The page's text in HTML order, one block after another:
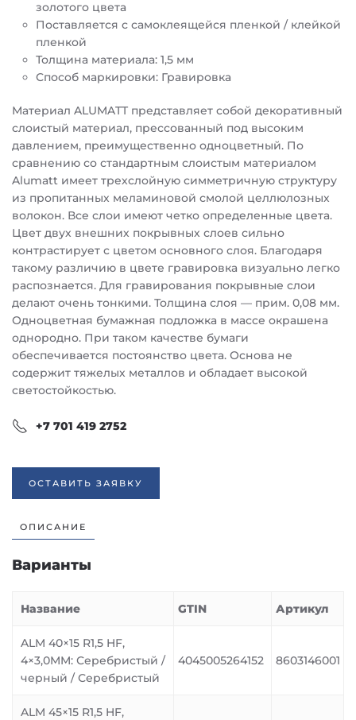
золотого цвета
Поставляется с самоклеящейся пленкой / клейкой
пленкой
Толщина материала: 1,5 мм
Способ маркировки: Гравировка
Материал ALUMATT представляет собой декоративный
слоистый материал, прессованный под высоким
давлением, преимущественно одноцветный. По
сравнению со стандартным слоистым материалом
Alumatt имеет трехслойную симметричную структуру
из пропитанных меламиновой смолой целлюлозных
волокон. Все слои имеют четко определенные цвета.
Цвет двух внешних покрывных слоев сильно
контрастирует с цветом основного слоя. Благодаря
такому различию в цвете гравировка визуально легко
распознается. Для гравирования покрывные слои
делают очень тонкими. Толщина слоя — прим. 0,08 мм.
Одноцветная бумажная подложка в массе окрашена
однородно. При таком качестве бумаги
обеспечивается постоянство цвета. Основа не
содержит тяжелых металлов и обладает высокой
светостойкостью.
+7 701 419 2752
ОСТАВИТЬ ЗАЯВКУ
ОПИСАНИЕ
Варианты
Название GTIN Артикул
ALM 40×15 R1,5 HF,
4×3,0MM: Серебристый /
черный / Серебристый
4045005264152 8603146001
ALM 45×15 R1,5 HF,